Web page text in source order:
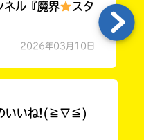
ル『魔界
スタ
2026年03月10日
のいいね!(≧∇≦)